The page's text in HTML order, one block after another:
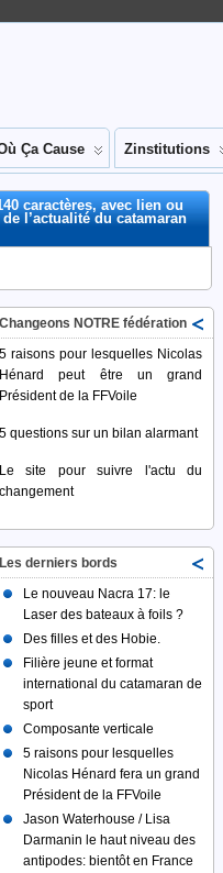
Ça Cause Zinstitutions
caractères, avec lien ou
l’actualité du catamaran
Changeons NOTRE fédération
5 raisons pour lesquelles Nicolas
Hénard peut être un grand
Président de la FFVoile
5 questions sur un bilan alarmant
Le site pour suivre l'actu du
changement
Les derniers bords
Le nouveau Nacra 17: le
Laser des bateaux à foils ?
Des filles et des Hobie.
Filière jeune et format
international du catamaran de
sport
Composante verticale
5 raisons pour lesquelles
Nicolas Hénard fera un grand
Président de la FFVoile
Jason Waterhouse / Lisa
Darmanin le haut niveau des
antipodes: bientôt en France